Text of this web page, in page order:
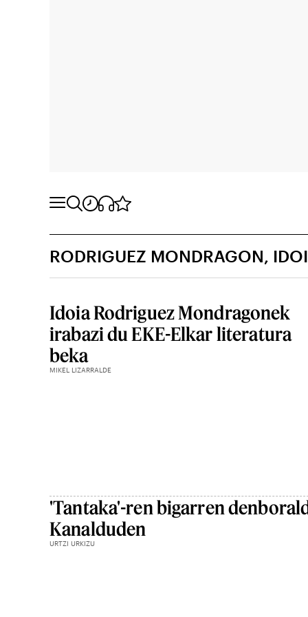
RODRIGUEZ MONDRAGON,
Idoia Rodriguez Mondragonek
irabazi du EKE-Elkar literatura
beka
MIKEL LIZARRALDE
'Tantaka'-ren bigarren
Kanalduden
URTZI URKIZU